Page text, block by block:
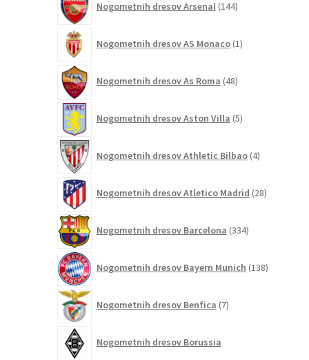
Nogometnih dresov Arsenal 144izdelkov
Nogometnih dresov AS Monaco 1izdelek
Nogometnih dresov As Roma 48izdelkov
Nogometnih dresov Aston Villa 5izdelkov
Nogometnih dresov Athletic Bilbao 4izdelki
Nogometnih dresov Atletico Madrid 28izdelkov
Nogometnih dresov Barcelona 334izdelkov
Nogometnih dresov Bayern Munich 138izdelkov
Nogometnih dresov Benfica 7izdelkov
Nogometnih dresov Borussia